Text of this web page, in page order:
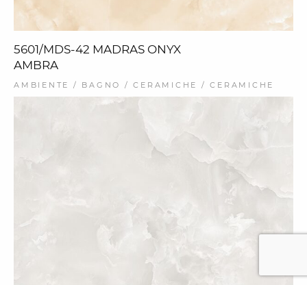
5601/MDS-42 MADRAS ONYX
AMBRA
AMBIENTE / BAGNO / CERAMICHE / CERAMICHE